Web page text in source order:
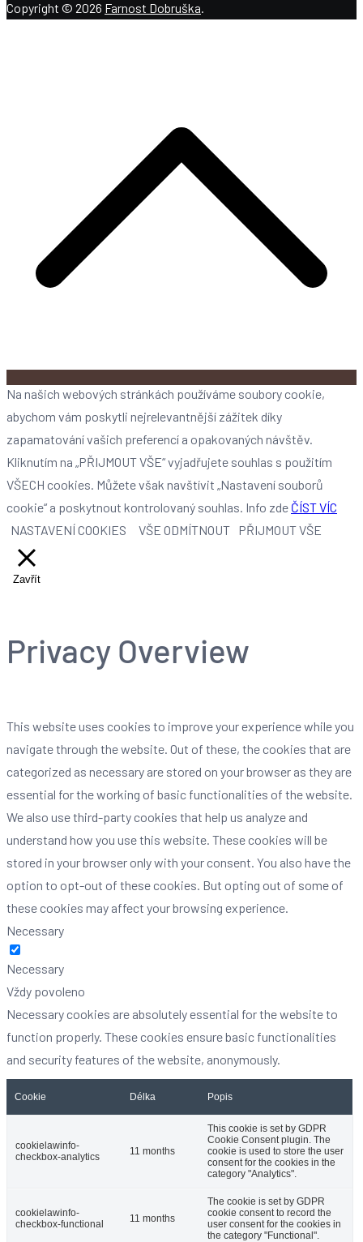
Copyright © 2026 Farnost Dobruška
Na našich webových stránkách používáme soubory cookie,
abychom vám poskytli nejrelevantnější zážitek díky
zapamatování vašich preferencí a opakovaných návštěv.
Kliknutím na „PŘIJMOUT VŠE“ vyjadřujete souhlas s použitím
VŠECH cookies. Můžete však navštívit „Nastavení souborů
cookie“ a poskytnout kontrolovaný souhlas. Info zde ČÍST VÍC
NASTAVENÍ COOKIES
VŠE ODMÍTNOUT PŘIJMOUT VŠE
Zavřít
Privacy Overview
This website uses cookies to improve your experience while you
navigate through the website. Out of these, the cookies that are
categorized as necessary are stored on your browser as they are
essential for the working of basic functionalities of the website.
We also use third-party cookies that help us analyze and
understand how you use this website. These cookies will be
stored in your browser only with your consent. You also have the
option to opt-out of these cookies. But opting out of some of
these cookies may affect your browsing experience.
Necessary
Necessary
Vždy povoleno
Necessary cookies are absolutely essential for the website to
function properly. These cookies ensure basic functionalities
and security features of the website, anonymously.
Cookie Délka Popis
cookielawinfo-
checkbox-analytics
11 months
This cookie is set by GDPR
Cookie Consent plugin. The
cookie is used to store the user
consent for the cookies in the
category "Analytics".
cookielawinfo-
checkbox-functional
11 months
The cookie is set by GDPR
cookie consent to record the
user consent for the cookies in
the category "Functional".